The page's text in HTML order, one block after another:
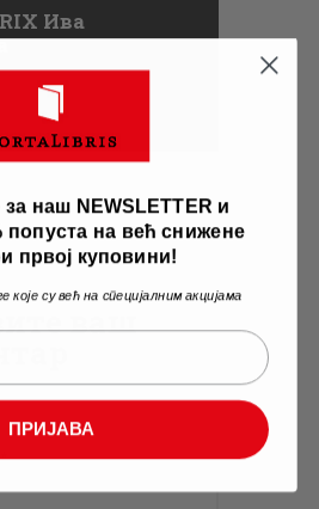
Ива
ваш
за наш NEWSLETTER и
попуста на већ снижене
првој куповини!
које су већ на специјалним акцијама
ПРИЈАВА